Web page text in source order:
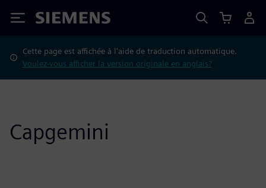
Siemens
Cette page est affichée à l'aide de traduction automatique.
Voulez-vous afficher la version originale en anglais?
Capgemini